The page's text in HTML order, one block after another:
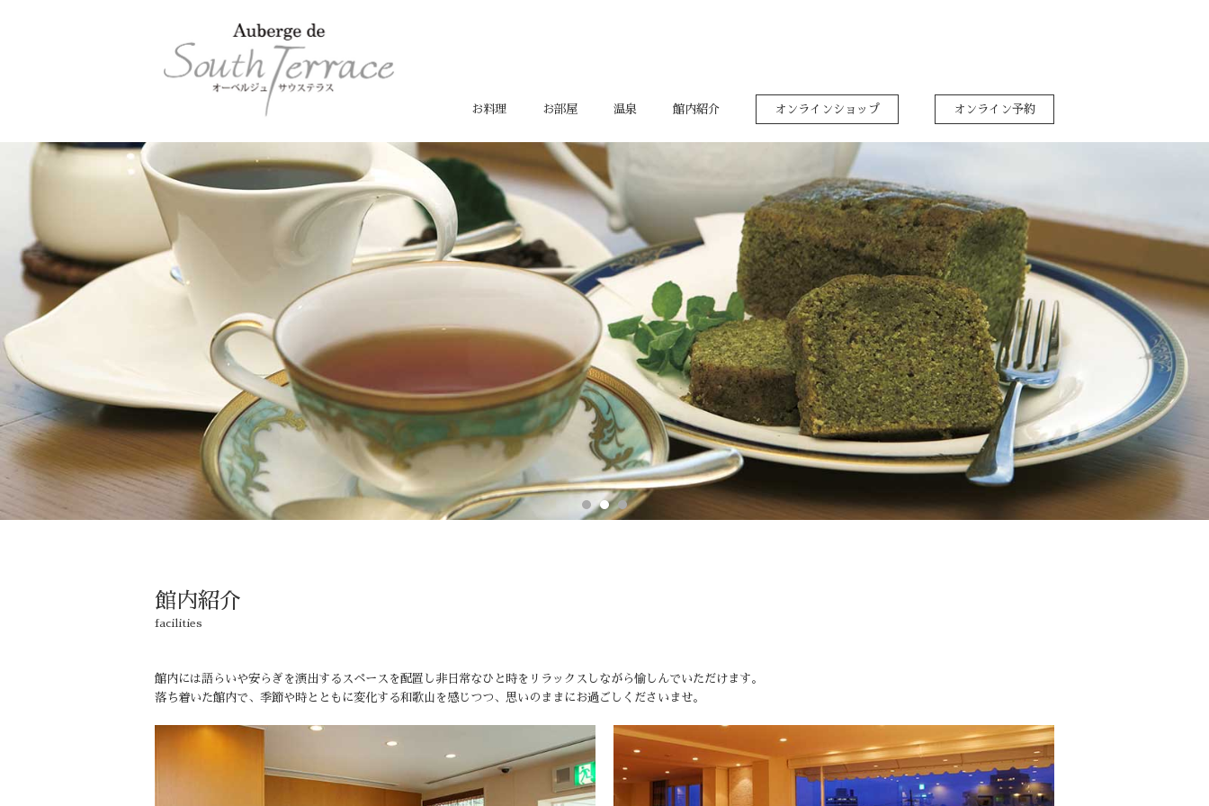
お料理 お部屋 温泉 館内紹介 オンラインショップ オンライン予約
館内紹介
facilities
館内には語らいや安らぎを演出するスペースを配置し非日常なひと時をリラックスしながら愉しんでいただけます。
落ち着いた館内で、季節や時とともに変化する和歌山を感じつつ、思いのままにお過ごしくださいませ。